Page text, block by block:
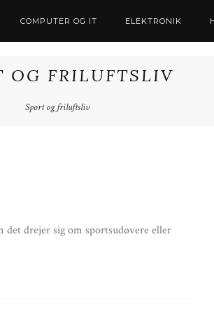
COMPUTER OG IT ELEKTRONIK
OG FRILUFTSLIV
Sport og friluftsliv
det drejer sig om sportsudøvere eller